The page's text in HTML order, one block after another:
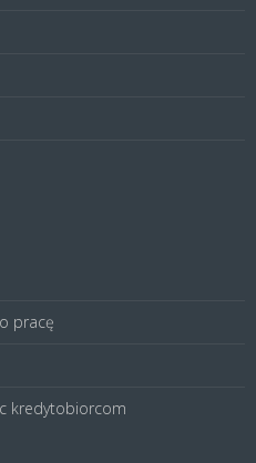
pracę
kredytobiorcom